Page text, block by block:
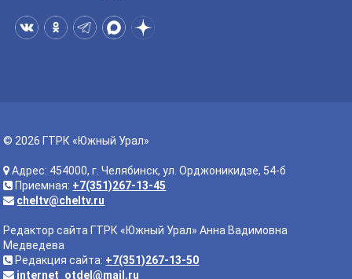
© 2026 ГТРК «Южный Урал»
Адрес: 454000, г. Челябинск, ул. Орджоникидзе, 54-б
Приемная: +7(351)267-13-45
cheltv@cheltv.ru
Редактор сайта ГТРК «Южный Урал» Анна Вадимовна
Медведева
Редакция сайта: +7(351)267-13-50
internet_otdel@mail.ru